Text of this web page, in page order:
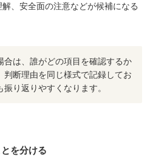
、安全面の注意などが候補になる
合は、誰がどの項目を確認するか
判断理由を同じ様式で記録してお
振り返りやすくなります。
を分ける